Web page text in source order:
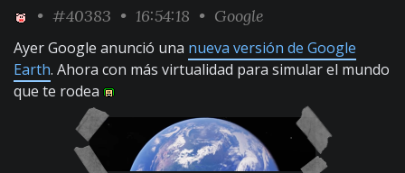
• #40383 • 16:54:18 • Google
Ayer Google anunció una nueva versión de Google
Earth. Ahora con más virtualidad para simular el mundo
que te rodea